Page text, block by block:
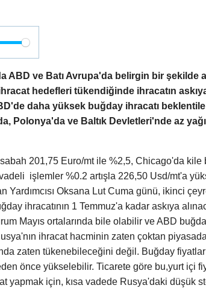
ABD ve Batı Avrupa'da belirgin bir şekilde
hedefleri tükendiğinde ihracatın
daha yüksek buğday ihracatı
Polonya'da ve Baltık Devletleri'nde az
201,75 Euro/mt ile %2,5, Chicago'da kile
işlemler %0.2 artışla 226,50 Usd/mt'a
Yardımcısı Oksana Lut Cuma günü, ikinci
ihracatının 1 Temmuz'a kadar askıya
Mayıs ortalarında bile olabilir ve ABD
ihracat hacminin zaten çoktan
zaten tükenebileceğini değil. Buğday
önce yükselebilir. Ticarete göre bu,yurt içi
yapmak için, kısa vadede Rusya'daki düşük